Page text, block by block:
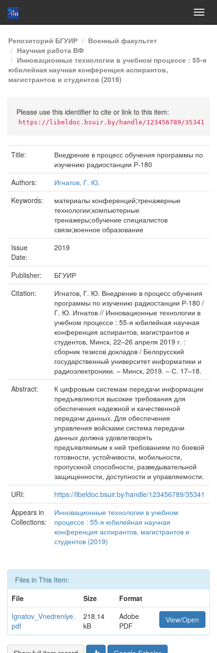
Skip
navigation
Репозиторий БГУИР
Военный факультет
Научная работа ВФ
Инновационные технологии в учебном процессе : 55-я
юбилейная научная конференция аспирантов,
магистрантов и студентов (2019)
Please use this identifier to cite or link to this item:
https://libeldoc.bsuir.by/handle/123456789/35341
Title:
Внедрение в процесс обучения программы по
изучению радиостанции Р-180
Authors:
Игнатов, Г. Ю.
Keywords:
материалы конференций;тренажерные
технологии;компьютерные
тренажеры;обучение специалистов
связи;военное образование
Issue
Date:
2019
Publisher:
БГУИР
Citation:
Игнатов, Г. Ю. Внедрение в процесс обучения
программы по изучению радиостанции Р-180 /
Г. Ю. Игнатов // Инновационные технологии в
учебном процессе : 55-я юбилейная научная
конференция аспирантов, магистрантов и
студентов, Минск, 22–26 апреля 2019 г. :
сборник тезисов докладов / Белорусский
государственный университет информатики и
радиоэлектроники. – Минск, 2019. – С. 17–18.
Abstract:
К цифровым системам передачи информации
предъявляются высокие требования для
обеспечения надежной и качественной
передачи данных. Для обеспечения
управления войсками система передачи
данных должна удовлетворять
предъявляемым к ней требованиям по боевой
готовности, устойчивости, мобильности,
пропускной способности, разведывательной
защищенности, доступности и управляемости.
URI:
https://libeldoc.bsuir.by/handle/123456789/35341
Appears in
Collections:
Инновационные технологии в учебном
процессе : 55-я юбилейная научная
конференция аспирантов, магистрантов и
студентов (2019)
Files in This Item:
File
Size
Format
Ignatov_Vnedreniye.
pdf
218.14
kB
Adobe
PDF
View/Open